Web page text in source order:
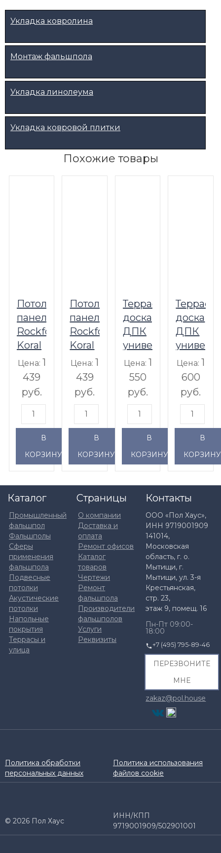
Укладка ковролина
Монтаж фальшпола
Укладка линолеума
Укладка ковровой плитки
Похожие товары
Потолочные
панели
Rockfon
Koral
E15S8
Цена: 1
439
руб.
В
КОРЗИНУ
Потолочные
панели
Rockfon
Koral
E24S8
Цена: 1
439
руб.
В
КОРЗИНУ
Террасная
доска
ДПК
универсальная
с
тиснением
HOLZHOF
Цена: 1
550
руб.
В
КОРЗИНУ
доска
ДПК
с
Цена: 1
600
руб.
В
КОРЗИНУ
Контакты
ООО «Пол Хаус»,
ИНН 9719001909
141014,
Московская
область, г. о.
Мытищи, г.
Мытищи, ул. 3-я
Крестьянская,
стр. 23,
этаж 9, помещ. 16
Пн-Пт 09:00-
18:00
+7 (495) 795-89-46
ПЕРЕЗВОНИТЕ
МНЕ
zakaz@pol.house
Каталог
Промышленный
фальшпол
Фальшполы
Сферы
применения
фальшпола
Подвесные
потолки
Акустические
потолки
Напольные
покрытия
Террасы и
улица
Страницы
О компании
Доставка и
оплата
Ремонт офисов
Каталог
товаров
Чертежи
Ремонт
фальшпола
Производители
фальшполов
Услуги
Реквизиты
Политика обработки
персональных данных
Политика использования
файлов cookie
© 2026 Пол Хаус
ИНН/КПП
9719001909/502901001